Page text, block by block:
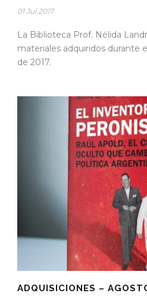
01 Jul 2017
La Biblioteca Prof. Nélida
materiales adquiridos durante
de 2017.
ADQUISICIONES –